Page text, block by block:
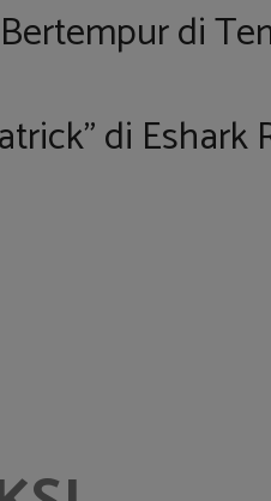
di
di Eshark